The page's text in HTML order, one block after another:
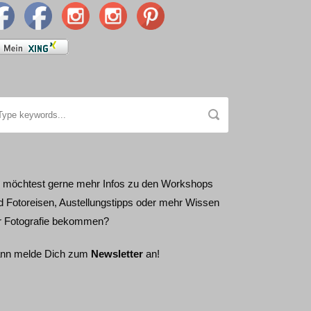
möchtest gerne mehr Infos zu den Workshops
Fotoreisen, Austellungstipps oder mehr Wissen
Fotografie bekommen?
melde Dich zum Newsletter an!